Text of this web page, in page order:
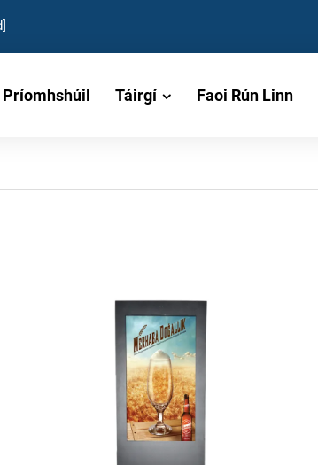
Príomhshúil Táirgí Faoi Rún Linn